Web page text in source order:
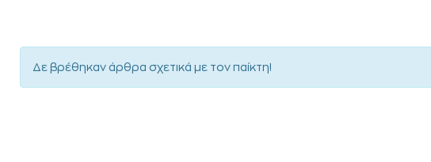
Δε βρέθηκαν άρθρα σχετικά με τον παίκτη!